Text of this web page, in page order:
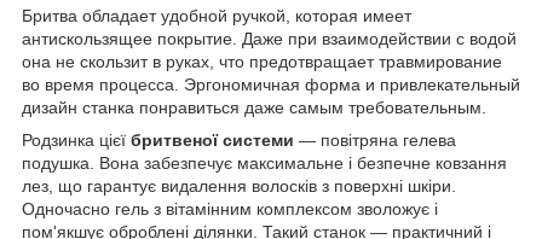
Бритва обладает удобной ручкой, которая имеет
антискользящее покрытие. Даже при взаимодействии с водой
она не скользит в руках, что предотвращает травмирование
во время процесса. Эргономичная форма и привлекательный
дизайн станка понравиться даже самым требовательным.
Родзинка цієї бритвеної системи — повітряна гелева
подушка. Вона забезпечує максимальне і безпечне ковзання
лез, що гарантує видалення волосків з поверхні шкіри.
Одночасно гель з вітамінним комплексом зволожує і
пом'якшує оброблені ділянки. Такий станок — практичний і